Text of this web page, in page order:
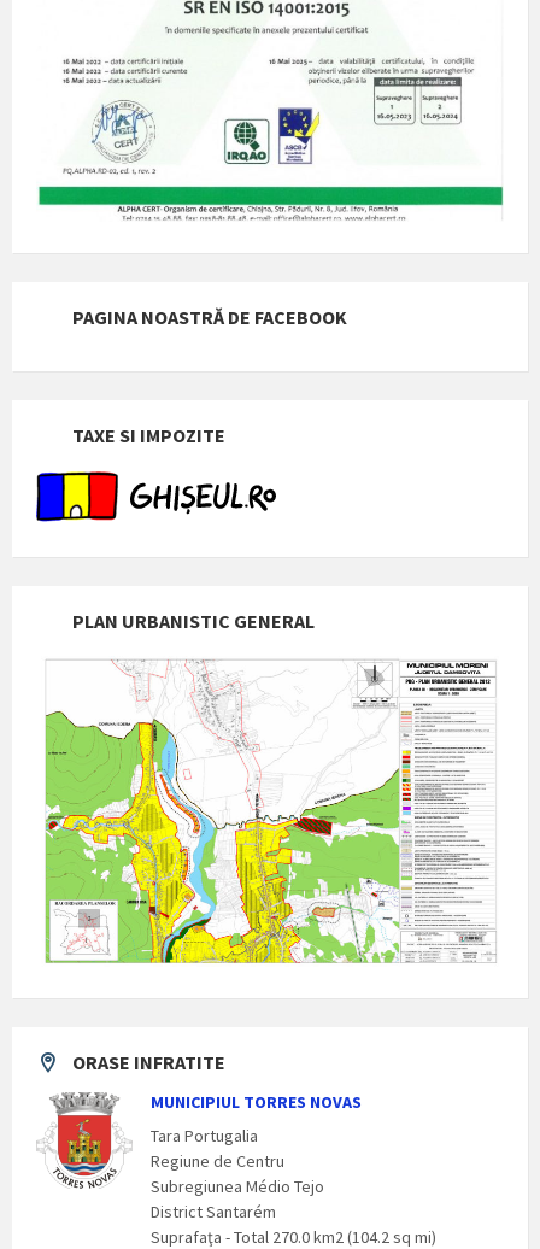
PAGINA NOASTRĂ DE FACEBOOK
TAXE SI IMPOZITE
PLAN URBANISTIC GENERAL
ORASE INFRATITE
MUNICIPIUL TORRES NOVAS
Tara Portugalia
Regiune de Centru
Subregiunea Médio Tejo
District Santarém
Suprafaţa - Total 270.0 km2 (104.2 sq mi)